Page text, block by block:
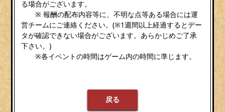
る場合がございます。
※ 報酬の配布内容等に、不明な点等ある場合には運
営チームにご連絡ください。(※1週間以上経過するとデー
タが確認できない場合がございます。あらかじめご了承
下さい。)
※各イベントの時間はゲーム内の時間に準じます。
戻る